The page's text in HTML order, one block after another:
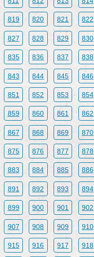
819 820 821 822
827 828 829 830
835 836 837 838
843 844 845 846
851 852 853 854
859 860 861 862
867 868 869 870
875 876 877 878
883 884 885 886
891 892 893 894
899 900 901 902
907 908 909 910
915 916 917 918